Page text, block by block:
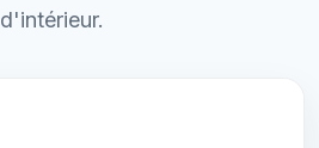
d'intérieur.